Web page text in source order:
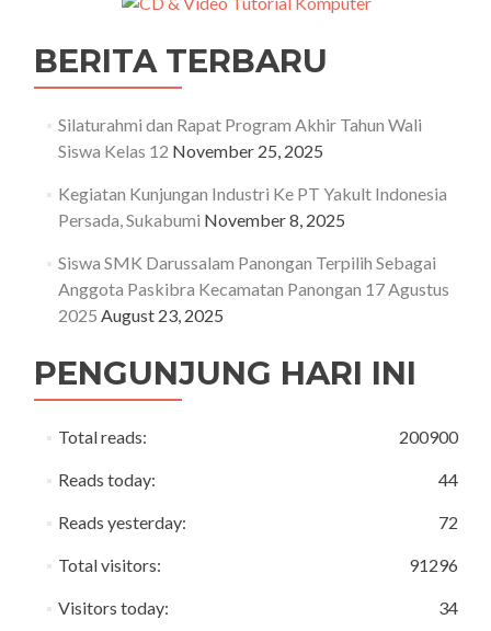
BERITA TERBARU
Silaturahmi dan Rapat Program Akhir Tahun Wali
Siswa Kelas 12 November 25, 2025
Kegiatan Kunjungan Industri Ke PT Yakult Indonesia
Persada, Sukabumi November 8, 2025
Siswa SMK Darussalam Panongan Terpilih Sebagai
Anggota Paskibra Kecamatan Panongan 17 Agustus
2025 August 23, 2025
PENGUNJUNG HARI INI
200900
Total reads:
44
Reads today:
72
Reads yesterday:
91296
Total visitors:
34
Visitors today: